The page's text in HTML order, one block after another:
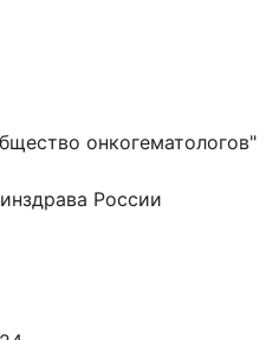
онкогематологов"
России